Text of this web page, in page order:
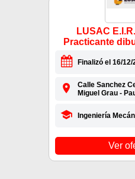
LUSAC
Practicante
Finalizó el 16/12/
Calle Sanchez
Miguel Grau -
Ingeniería
Ver